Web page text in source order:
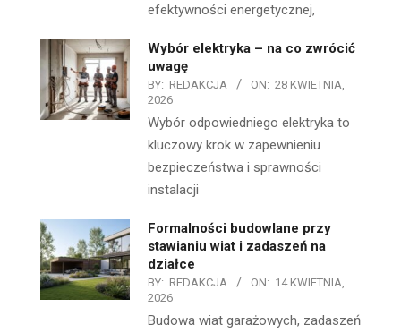
efektywności energetycznej,
Wybór elektryka – na co zwrócić
uwagę
BY: REDAKCJA ON: 28 KWIETNIA,
2026
Wybór odpowiedniego elektryka to
kluczowy krok w zapewnieniu
bezpieczeństwa i sprawności
instalacji
Formalności budowlane przy
stawianiu wiat i zadaszeń na
działce
BY: REDAKCJA ON: 14 KWIETNIA,
2026
Budowa wiat garażowych, zadaszeń